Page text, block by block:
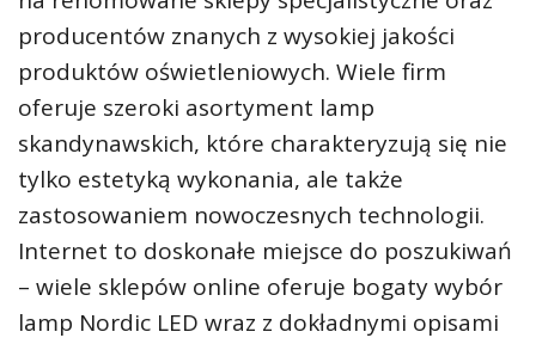
producentów znanych z wysokiej jakości
produktów oświetleniowych. Wiele firm
oferuje szeroki asortyment lamp
skandynawskich, które charakteryzują się nie
tylko estetyką wykonania, ale także
zastosowaniem nowoczesnych technologii.
Internet to doskonałe miejsce do poszukiwań
– wiele sklepów online oferuje bogaty wybór
lamp Nordic LED wraz z dokładnymi opisami